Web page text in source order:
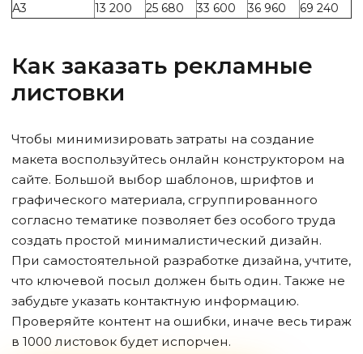
А3
13 200 25 680 33 600 36 960 69 240
Как заказать рекламные
листовки
Чтобы минимизировать затраты на создание
макета воспользуйтесь онлайн конструктором на
сайте. Большой выбор шаблонов, шрифтов и
графического материала, сгруппированного
согласно тематике позволяет без особого труда
создать простой минималистический дизайн.
При самостоятельной разработке дизайна, учтите,
что ключевой посыл должен быть один. Также не
забудьте указать контактную информацию.
Проверяйте контент на ошибки, иначе весь тираж
в 1000 листовок будет испорчен.